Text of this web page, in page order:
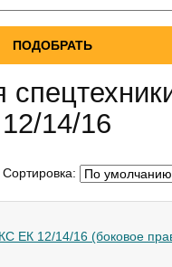
14/16
Сортировка:
ЕК 12/14/16 (боковое